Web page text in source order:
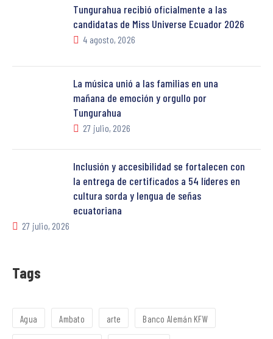
Tungurahua recibió oficialmente a las
candidatas de Miss Universe Ecuador 2026
4 agosto, 2026
La música unió a las familias en una
mañana de emoción y orgullo por
Tungurahua
27 julio, 2026
Inclusión y accesibilidad se fortalecen con
la entrega de certificados a 54 líderes en
cultura sorda y lengua de señas
ecuatoriana
27 julio, 2026
Tags
Agua Ambato arte Banco Alemán KFW